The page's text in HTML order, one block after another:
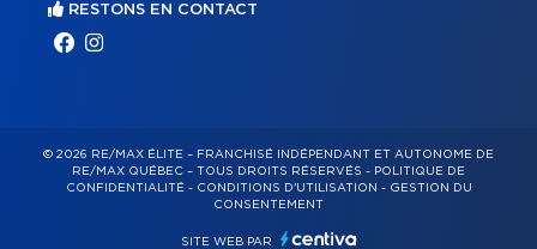
RESTONS EN CONTACT
© 2026 RE/MAX ÉLITE – FRANCHISÉ INDÉPENDANT ET AUTONOME DE
RE/MAX QUÉBEC – TOUS DROITS RÉSERVÉS - POLITIQUE DE
CONFIDENTIALITÉ- CONDITIONS D'UTILISATION - GESTION DU
CONSENTEMENT
SITE WEB PAR